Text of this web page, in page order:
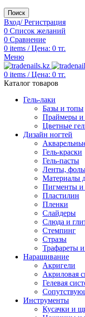
Поиск
Вход/ Регистрация
0 Список желаний
0 Сравнение
0 items / Цена: 0 тг.
Меню
0 items / Цена: 0 тг.
Каталог товаров
Гель-лаки
Базы и топы
Праймеры и
Цветные
Дизайн ногтей
Гель-краски
Гель-пасты
Ленты,
Материалы
Пигменты и
Пластилин
Пленки
Слайдеры
Слюда и
Стемпинг
Стразы
Трафареты
Наращивание
Акригели
Акриловая
Гелевая
Инструменты
Кусачки и